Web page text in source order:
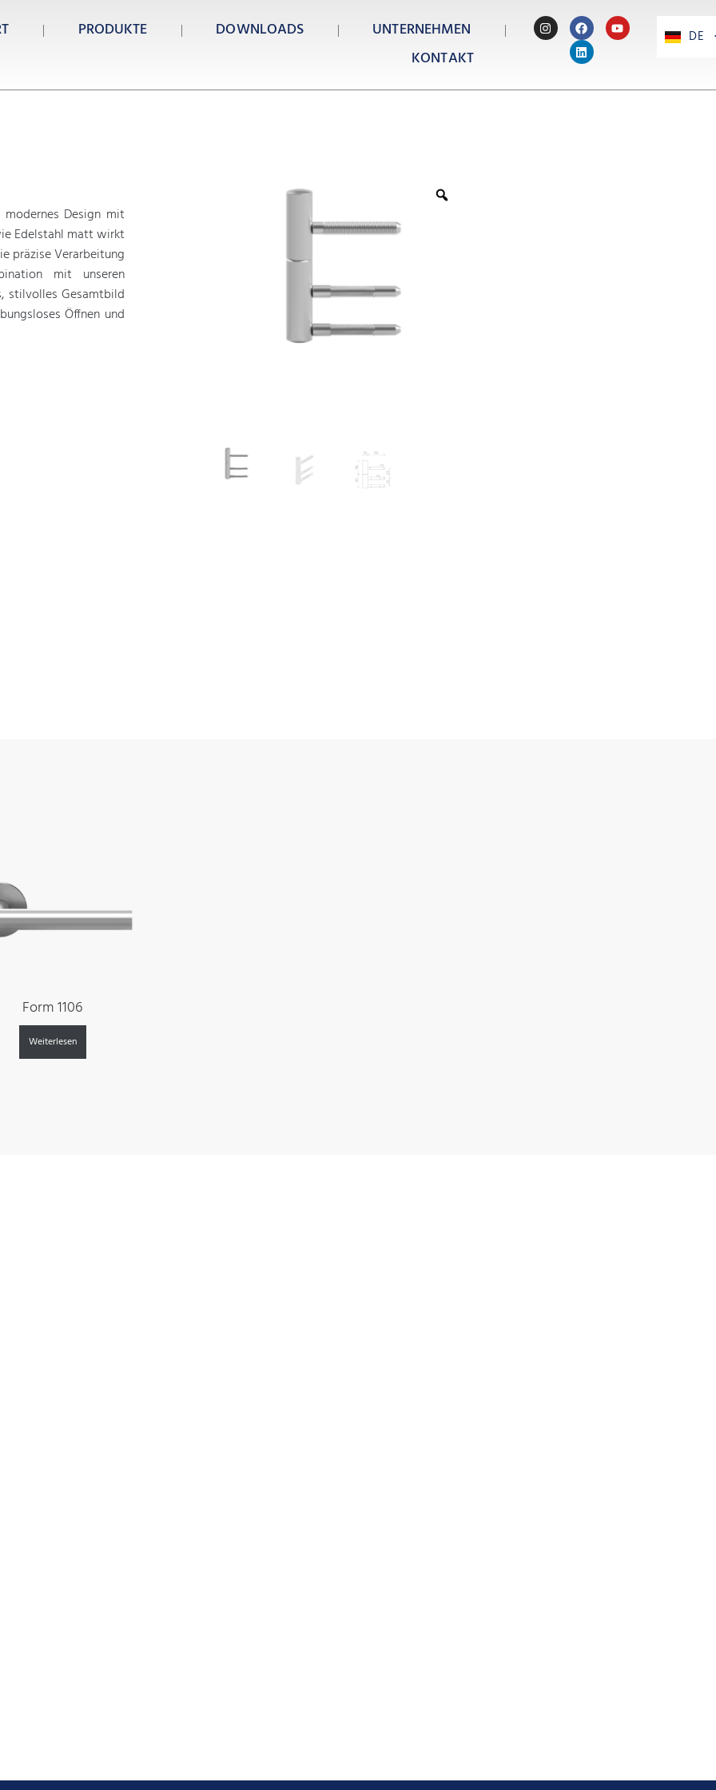
PRODUKTE DOWNLOADS
UNTERNEHMEN
KONTAKT
DE
PT
Design mit
Edelstahl matt wirkt
präzise Verarbeitung
mit unseren
stilvolles Gesamtbild
Öffnen und
Form 1106
Weiterlesen